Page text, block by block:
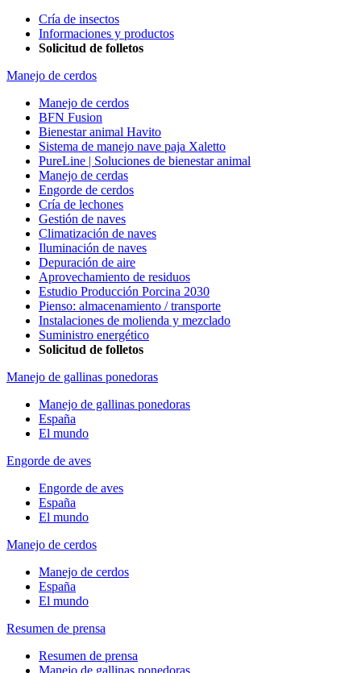
Cría de insectos
Informaciones y productos
Solicitud de folletos
Manejo de cerdos
Manejo de cerdos
BFN Fusion
Bienestar animal Havito
Sistema de manejo nave paja Xaletto
PureLine | Soluciones de bienestar animal
Manejo de cerdas
Engorde de cerdos
Cría de lechones
Gestión de naves
Climatización de naves
Iluminación de naves
Depuración de aire
Aprovechamiento de residuos
Estudio Producción Porcina 2030
Pienso: almacenamiento / transporte
Instalaciones de molienda y mezclado
Suministro energético
Solicitud de folletos
Manejo de gallinas ponedoras
Manejo de gallinas ponedoras
España
El mundo
Engorde de aves
Engorde de aves
España
El mundo
Manejo de cerdos
Manejo de cerdos
España
El mundo
Resumen de prensa
Resumen de prensa
Manejo de gallinas ponedoras